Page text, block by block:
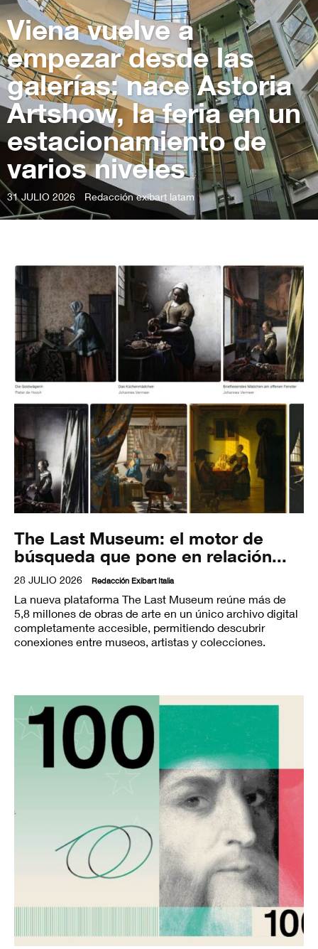
Viena vuelve a
empezar desde las
galerías: nace Astoria
Artshow, la feria en un
estacionamiento de
varios niveles
31 JULIO 2026 Redacción exibart latam
The Last Museum: el motor de
búsqueda que pone en relación...
28 JULIO 2026 Redacción Exibart Italia
La nueva plataforma The Last Museum reúne más de
5,8 millones de obras de arte en un único archivo digital
completamente accesible, permitiendo descubrir
conexiones entre museos, artistas y colecciones.